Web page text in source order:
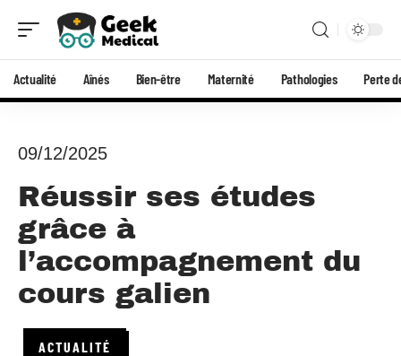
Actualité Aînés Bien-être Maternité Pathologies Perte
09/12/2025
Réussir ses études
grâce à
l’accompagnement du
cours galien
ACTUALITÉ